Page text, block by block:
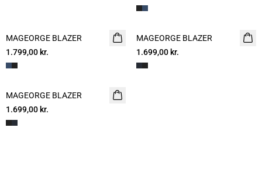
MAGEORGE BLAZER
1.799,00 kr.
MAGEORGE BLAZER
1.699,00 kr.
MAGEORGE BLAZER
1.699,00 kr.